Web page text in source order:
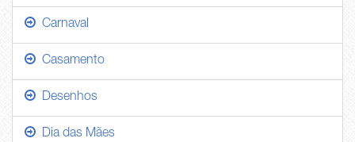
Carnaval
Casamento
Desenhos
Dia das Mães